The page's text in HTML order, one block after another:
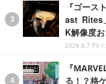
『ゴース
ast Rites
K解像度
2026.8.7 Fri
『
る！？格